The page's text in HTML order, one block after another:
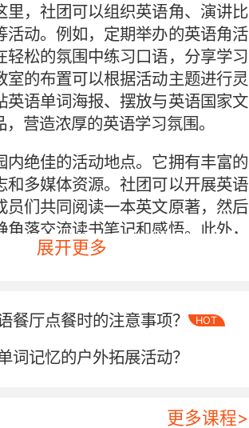
里，社团可以组织英语角、演讲比
活动。例如，定期举办的英语角活
轻松的氛围中练习口语，分享学习
室的布置可以根据活动主题进行灵
英语单词海报、摆放与英语国家文
营造浓厚的英语学习氛围。
内绝佳的活动地点。它拥有丰富的
和多媒体资源。社团可以开展英语
员们共同阅读一本英文原著，然后
落交流读书笔记和感悟。此外，
源还能为社团活动提供拓展资料，
赛等活动。
视野与实践
展开更多
餐厅点餐时的注意事项？ HOT
词记忆的户外拓展活动？
更多课程>